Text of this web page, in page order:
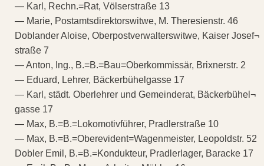
— Karl, Rechn.=Rat, Völserstraße 13
— Marie, Postamtsdirektorswitwe, M. Theresienstr. 46
Doblander Aloise, Oberpostverwalterswitwe, Kaiser Josef¬
straße 7
— Anton, Ing., B.=B.=Bau=Oberkommissär, Brixnerstr. 2
— Eduard, Lehrer, Bäckerbühelgasse 17
— Karl, städt. Oberlehrer und Gemeinderat, Bäckerbühel¬
gasse 17
— Max, B.=B.=Lokomotivführer, Pradlerstraße 10
— Max, B.=B.=Oberevident=Wagenmeister, Leopoldstr. 52
Dobler Emil, B.=B.=Kondukteur, Pradlerlager, Baracke 17